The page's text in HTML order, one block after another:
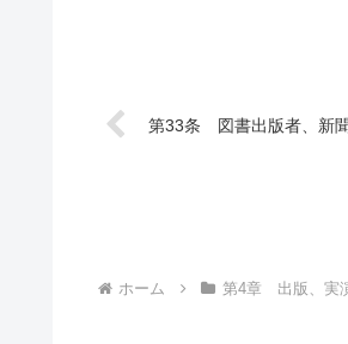
第33条 図書出版者、新
ホーム 第4章 出版、実